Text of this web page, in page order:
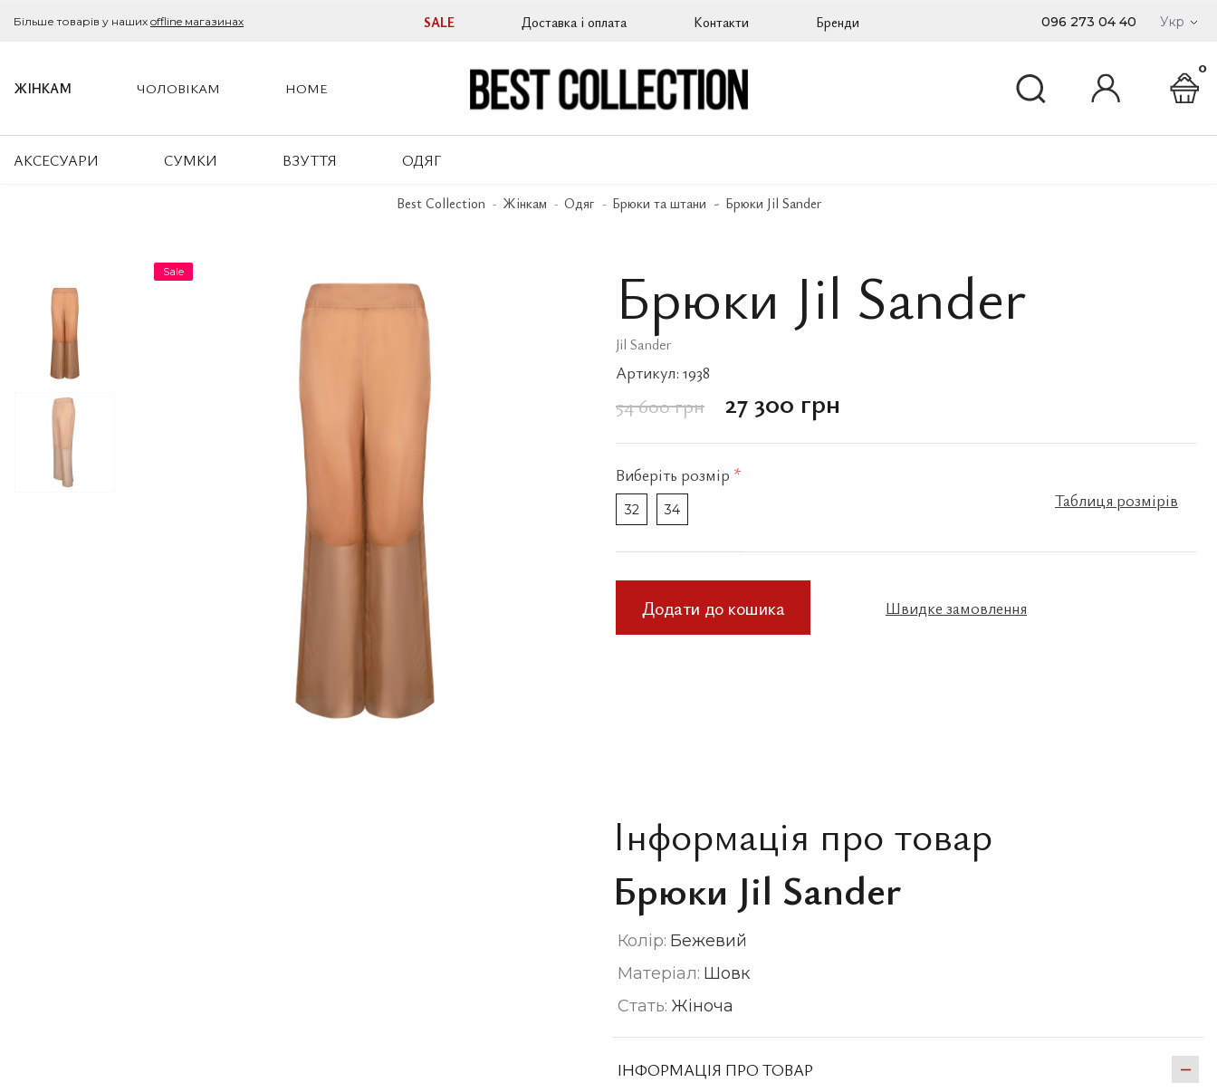
Більше товарів у наших offline магазинах SALE Доставка і оплата Контакти Бренди 096 273 04 40 Укр
ЖІНКАМ
АКСЕСУАРИ СУМКИ ВЗУТТЯ ОДЯГ
ЧОЛОВІКАМ HOME
0
Best Collection Жінкам Одяг Брюки та штани Брюки Jil Sander
Sale Брюки Jil Sander
Jil Sander
Артикул: 1938
54 600 грн 27 300 грн
Виберіть розмір *
32 34 Таблиця розмірів
Додати до кошика Швидке замовлення
Інформація про товар
Брюки Jil Sander
Колір: Бежевий
Матеріал: Шовк
Стать: Жіноча
ІНФОРМАЦІЯ ПРО ТОВАР